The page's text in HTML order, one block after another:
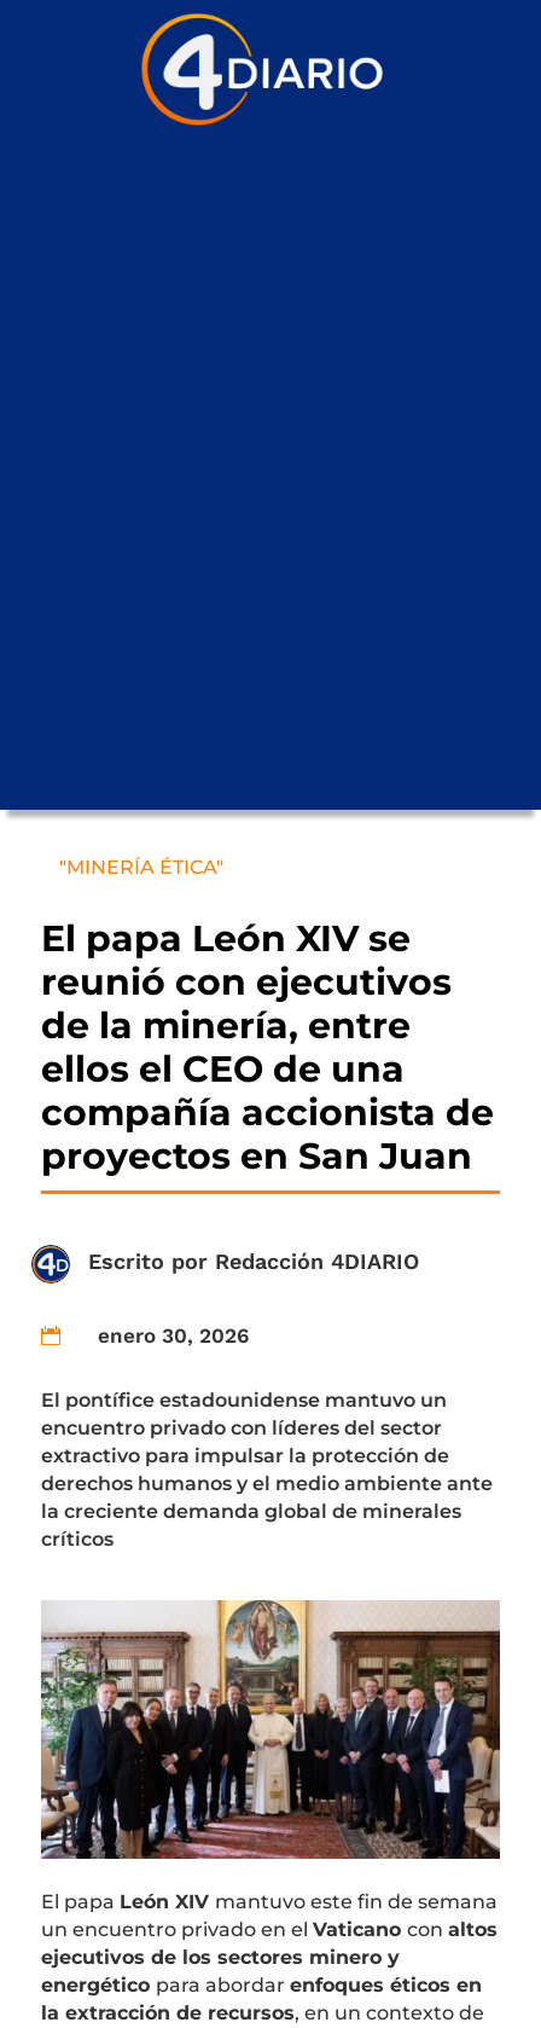
"MINERÍA ÉTICA"
El papa León XIV se
reunió con ejecutivos
de la minería, entre
ellos el CEO de una
compañía accionista de
proyectos en San Juan
Escrito por Redacción 4DIARIO
 enero 30, 2026
El pontífice estadounidense mantuvo un
encuentro privado con líderes del sector
extractivo para impulsar la protección de
derechos humanos y el medio ambiente ante
la creciente demanda global de minerales
críticos
El papa León XIV mantuvo este fin de semana
un encuentro privado en el Vaticano con altos
ejecutivos de los sectores minero y
energético para abordar enfoques éticos en
la extracción de recursos, en un contexto de